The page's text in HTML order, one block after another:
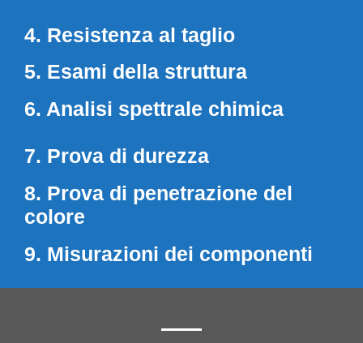
4. Resistenza al taglio
5. Esami della struttura
6. Analisi spettrale chimica
7. Prova di durezza
8. Prova di penetrazione del
colore
9. Misurazioni dei componenti